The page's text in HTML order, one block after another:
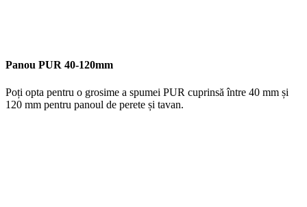
Panou PUR 40-120mm
Poți opta pentru o grosime a spumei PUR cuprinsă între 40 mm și
120 mm pentru panoul de perete și tavan.